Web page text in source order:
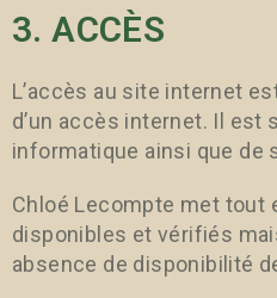
3. ACCÈS
L’accès au site internet
d’un accès internet. Il
informatique ainsi que de
Chloé Lecompte met
disponibles et vérifiés
absence de disponibilité